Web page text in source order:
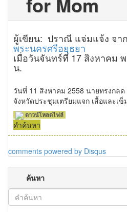
ผู้เขียน: ปราณี แจ่มแจ้ง จาก
พระนครศรีอยุธยา
เมื่อวันจันทร์ที่ 17 สิงหาคม พ
น.
วันที่ 11 สิงหาคม 2558 นายทรงกล
จังหวัดประชุมเตรียมแจก เสื้อและเ
ดาวน์โหลดไฟล์
คำค้นหา
comments powered by Disqus
ค้นหา